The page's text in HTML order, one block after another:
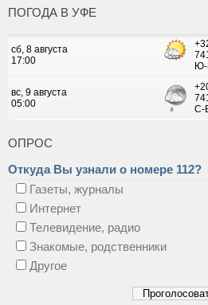
ПОГОДА В УФЕ
ОПРОС
Откуда Вы узнали о номере 112?
Газеты, журналы
Интернет
Телевидение, радио
Знакомые, родственники
Другое